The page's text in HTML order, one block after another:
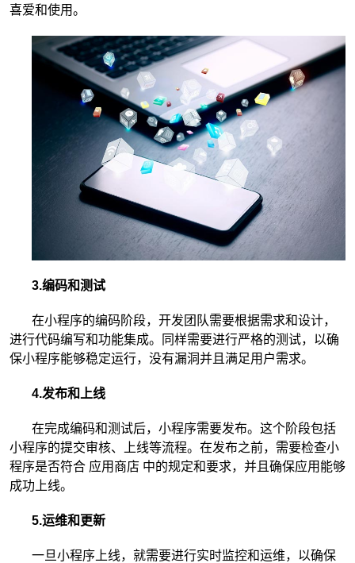
喜爱和使用。
3.编码和测试
在小程序的编码阶段，开发团队需要根据需求和设计，
进行代码编写和功能集成。同样需要进行严格的测试，以确
保小程序能够稳定运行，没有漏洞并且满足用户需求。
4.发布和上线
在完成编码和测试后，小程序需要发布。这个阶段包括
小程序的提交审核、上线等流程。在发布之前，需要检查小
程序是否符合 应用商店 中的规定和要求，并且确保应用能够
成功上线。
5.运维和更新
一旦小程序上线，就需要进行实时监控和运维，以确保